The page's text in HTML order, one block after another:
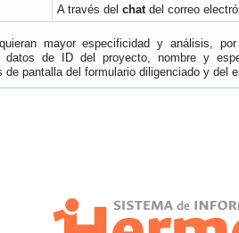
A través del chatdel correo
mayor especificidad y análisis,
de ID del proyecto, nombre y
de pantalla del formulario diligenciado y del